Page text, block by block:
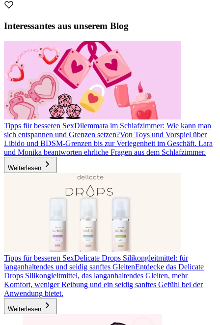
Interessantes aus unserem Blog
Tipps für besseren SexDilemmata im Schlafzimmer: Wie kann man
sich entspannen und Grenzen setzen?Von Toys und Vorspiel über
Libido und BDSM-Grenzen bis zur Verlegenheit im Geschäft. Lara
und Monika beantworten ehrliche Fragen aus dem Schlafzimmer.
Weiterlesen
Tipps für besseren SexDelicate Drops Silikongleitmittel: für
langanhaltendes und seidig sanftes GleitenEntdecke das Delicate
Drops Silikongleitmittel, das langanhaltendes Gleiten, mehr
Komfort, weniger Reibung und ein seidig sanftes Gefühl bei der
Anwendung bietet.
Weiterlesen